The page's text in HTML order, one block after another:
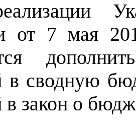
от 7 мая
в сводную
в закон о